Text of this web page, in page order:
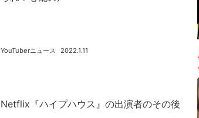
Netflix『ハイプハウス』の出演者のその後
2022.1.11
YouTuberニュース